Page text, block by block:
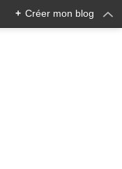
+ Créer mon blog